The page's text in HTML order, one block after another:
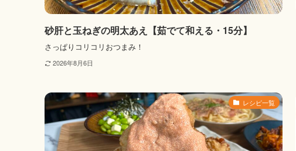
砂肝と玉ねぎの明太あえ【茹でて和える・15分】
さっぱりコリコリおつまみ！
2026年8月6日
レシピ一覧